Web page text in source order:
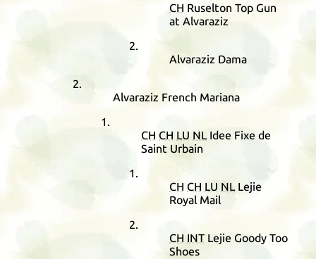
CH Ruselton Top Gun
at Alvaraziz
Alvaraziz Dama
Alvaraziz French Mariana
CH CH LU NL Idee Fixe de
Saint Urbain
CH CH LU NL Lejie
Royal Mail
CH INT Lejie Goody Too
Shoes